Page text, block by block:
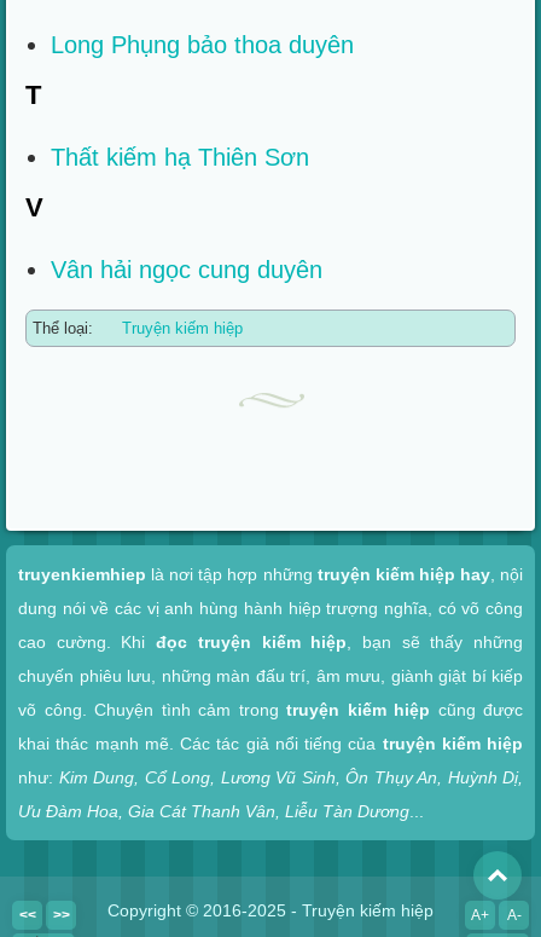
Long Phụng bảo thoa duyên
T
Thất kiếm hạ Thiên Sơn
V
Vân hải ngọc cung duyên
Thể loại: Truyện kiếm hiệp
truyenkiemhiep là nơi tập hợp những truyện kiếm hiệp hay, nội
dung nói về các vị anh hùng hành hiệp trượng nghĩa, có võ công
cao cường. Khiđọc truyện kiếm hiệp , bạn sẽ thấy những
chuyến phiêu lưu, những màn đấu trí, âm mưu, giành giật bí kiếp
võ công. Chuyện tình cảm trong truyện kiếm hiệp cũng được
khai thác mạnh mẽ. Các tác giả nổi tiếng của truyện kiếm hiệp
như: Kim Dung, Cổ Long, Lương Vũ Sinh, Ôn Thụy An, Huỳnh Dị,
Ưu Đàm Hoa, Gia Cát Thanh Vân, Liễu Tàn Dương
Copyright © 2016-2025 - Truyện kiếm hiệp
>>
<< A+ A-